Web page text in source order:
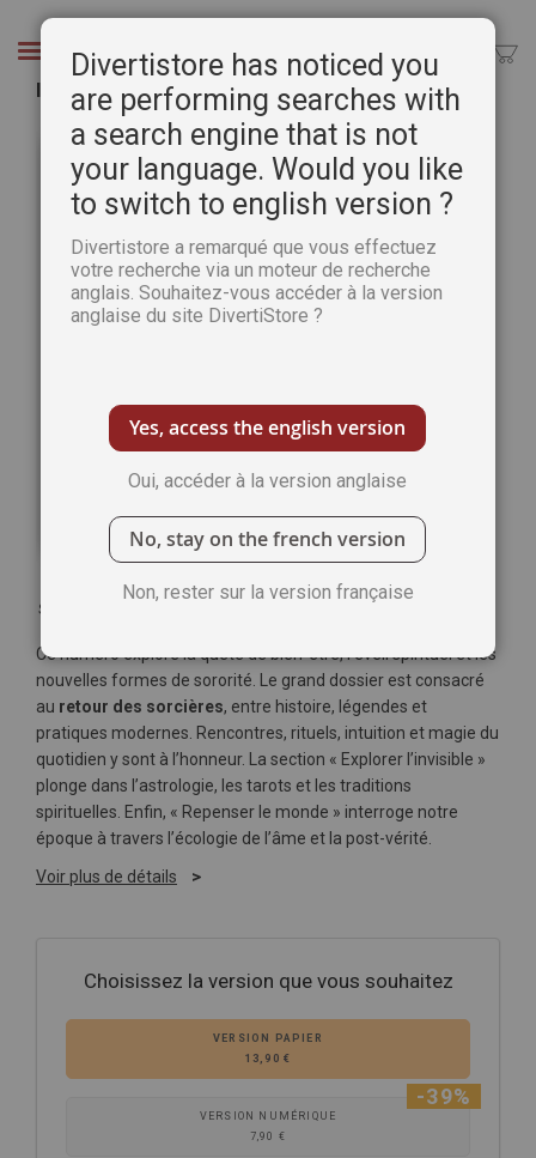
Chercher
Infinité n° 11 - Sorcières d'aujourd'hui
Passer
galerie
d’images
Soyez le premier à commenter ce produit
Ce numéro explore la quête de bien-être, l’éveil spirituel et les
nouvelles formes de sororité. Le grand dossier est consacré
au retour des sorcières, entre histoire, légendes et
pratiques modernes. Rencontres, rituels, intuition et magie du
quotidien y sont à l’honneur. La section « Explorer l’invisible »
plonge dans l’astrologie, les tarots et les traditions
spirituelles. Enfin, « Repenser le monde » interroge notre
époque à travers l’écologie de l’âme et la post-vérité.
Voir plus de détails
Choisissez la version que vous souhaitez
VERSION PAPIER
13,90 €
VERSION NUMÉRIQUE
7,90 €
-39%
Divertistore has noticed you
are performing searches with
a search engine that is not
your language. Would you like
to switch to english version ?
Divertistore a remarqué que vous effectuez
votre recherche via un moteur de recherche
anglais. Souhaitez-vous accéder à la version
anglaise du site DivertiStore ?
Yes, access the english version
Oui, accéder à la version anglaise
No, stay on the french version
Non, rester sur la version française